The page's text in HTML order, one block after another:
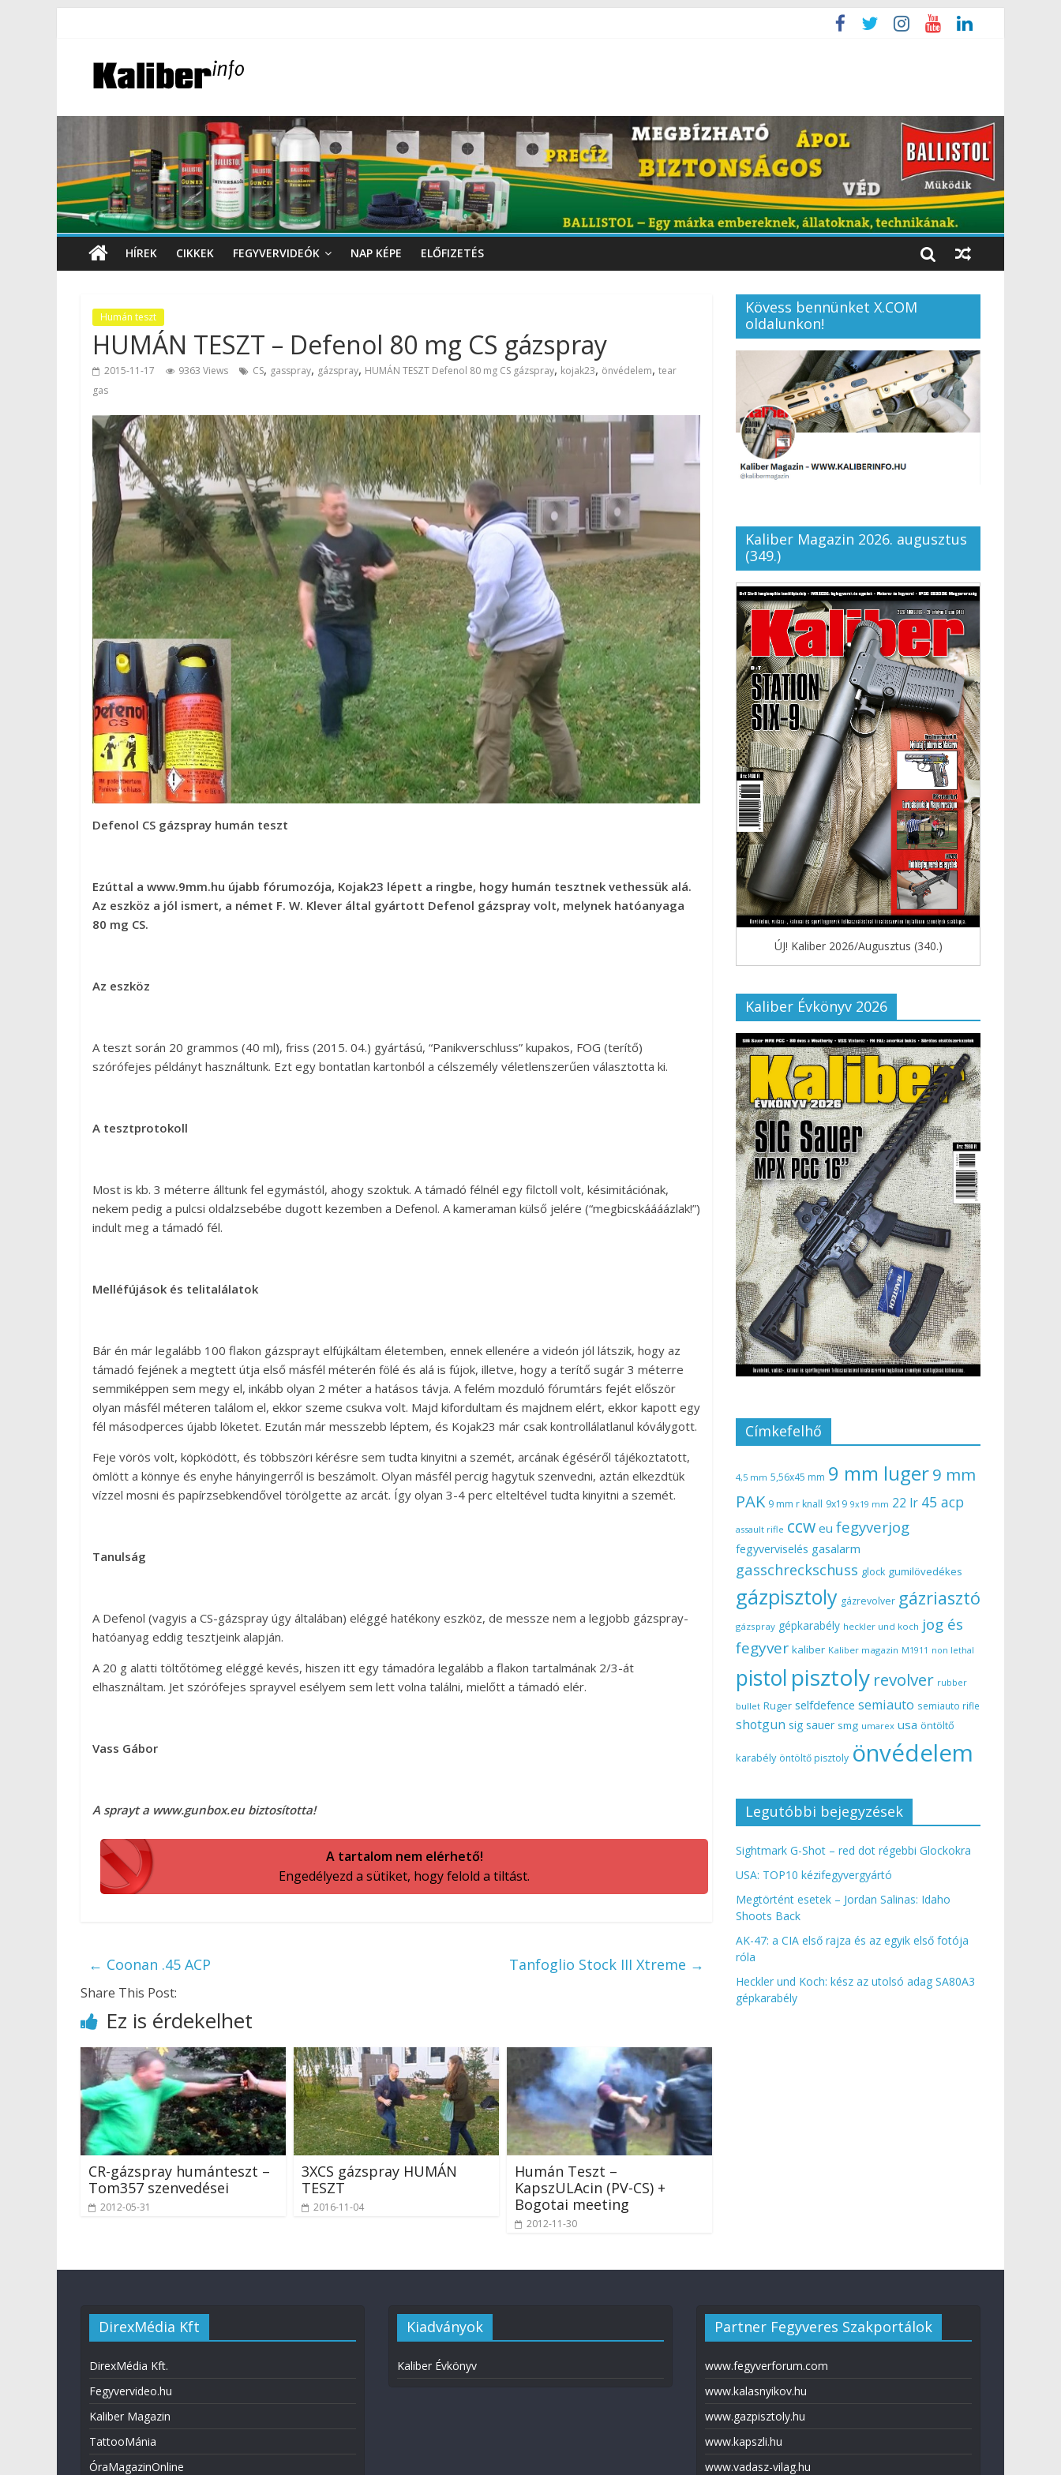
HÍREK CIKKEK FEGYVERVIDEÓK NAP KÉPE ELŐFIZETÉS
Humán teszt
HUMÁN TESZT – Defenol 80 mg CS gázspray
2015-11-17 9363 Views CS, gasspray, gázspray, HUMÁN TESZT Defenol 80 mg CS gázspray, kojak23, önvédelem, tear
gas
Defenol CS gázspray humán teszt
Ezúttal a www.9mm.hu újabb fórumozója, Kojak23 lépett a ringbe, hogy humán tesztnek vethessük alá.
Az eszköz a jól ismert, a német F. W. Klever által gyártott Defenol gázspray volt, melynek hatóanyaga
80 mg CS.
Az eszköz
A teszt során 20 grammos (40 ml), friss (2015. 04.) gyártású, “Panikverschluss” kupakos, FOG (terítő)
szórófejes példányt használtunk. Ezt egy bontatlan kartonból a célszemély véletlenszerűen választotta ki.
A tesztprotokoll
Most is kb. 3 méterre álltunk fel egymástól, ahogy szoktuk. A támadó félnél egy filctoll volt, késimitációnak,
nekem pedig a pulcsi oldalzsebébe dugott kezemben a Defenol. A kameraman külső jelére (“megbicskáááázlak!”)
indult meg a támadó fél.
Melléfújások és telitalálatok
Bár én már legalább 100 flakon gázsprayt elfújkáltam életemben, ennek ellenére a videón jól látszik, hogy az
támadó fejének a megtett útja első másfél méterén fölé és alá is fújok, illetve, hogy a terítő sugár 3 méterre
semmiképpen sem megy el, inkább olyan 2 méter a hatásos távja. A felém mozduló fórumtárs fejét először
olyan másfél méteren találom el, ekkor szeme csukva volt. Majd kifordultam és majdnem elért, ekkor kapott egy
fél másodperces újabb löketet. Ezután már messzebb léptem, és Kojak23 már csak kontrollálatlanul kóválygott.
Feje vörös volt, köpködött, és többszöri kérésre sem tudta kinyitni a szemét, arcának égéséről tájékoztatott,
ömlött a könnye és enyhe hányingerről is beszámolt. Olyan másfél percig hagytuk szenvedni, aztán elkezdtük
vízzel mosni és papírzsebkendővel törölgette az arcát. Így olyan 3-4 perc elteltével tudta kinyitni a szemét.
Tanulság
A Defenol (vagyis a CS-gázspray úgy általában) eléggé hatékony eszköz, de messze nem a legjobb gázspray-
hatóanyag eddig tesztjeink alapján.
A 20 g alatti töltőtömeg eléggé kevés, hiszen itt egy támadóra legalább a flakon tartalmának 2/3-át
elhasználtam. Jet szórófejes sprayvel esélyem sem lett volna találni, mielőtt a támadó elér.
Vass Gábor
A sprayt a www.gunbox.eu biztosította!
A tartalom nem elérhető!
Engedélyezd a sütiket, hogy felold a tiltást.
← Coonan .45 ACP Tanfoglio Stock III Xtreme →
Share This Post:
Ez is érdekelhet
CR-gázspray humánteszt –
Tom357 szenvedései
2012-05-31
3XCS gázspray HUMÁN
TESZT
2016-11-04
Humán Teszt –
KapszULAcin (PV-CS) +
Bogotai meeting
2012-11-30
Kövess bennünket X.COM
oldalunkon!
Kaliber Magazin 2026. augusztus
(349.)
ÚJ! Kaliber 2026/Augusztus (340.)
Kaliber Évkönyv 2026
Címkefelhő
4,5 mm 5,56x45 mm 9 mm luger9 mm
PAK 9 mm r knall 9x19 9x19 mm 22 lr 45 acp
assault rifle ccw eu fegyverjog
fegyverviselés gasalarm
gasschreckschuss glock gumilövedékes
gázpisztoly gázrevolver gázriasztó
gázspray gépkarabély heckler und koch jog és
fegyver kaliber Kaliber magazin M1911 non lethal
pistol pisztoly revolver rubber
bullet Ruger selfdefence semiauto semiauto rifle
shotgun sig sauer smg umarex usa öntöltő
karabély öntöltő pisztoly önvédelem
Legutóbbi bejegyzések
Sightmark G-Shot – red dot régebbi Glockokra
USA: TOP10 kézifegyvergyártó
Megtörtént esetek – Jordan Salinas: Idaho
Shoots Back
AK-47: a CIA első rajza és az egyik első fotója
róla
Heckler und Koch: kész az utolsó adag SA80A3
gépkarabély
DirexMédia Kft
DirexMédia Kft.
Fegyvervideo.hu
Kaliber Magazin
TattooMánia
ÓraMagazinOnline
Kiadványok
Kaliber Évkönyv
Partner Fegyveres Szakportálok
www.fegyverforum.com
www.kalasnyikov.hu
www.gazpisztoly.hu
www.kapszli.hu
www.vadasz-vilag.hu